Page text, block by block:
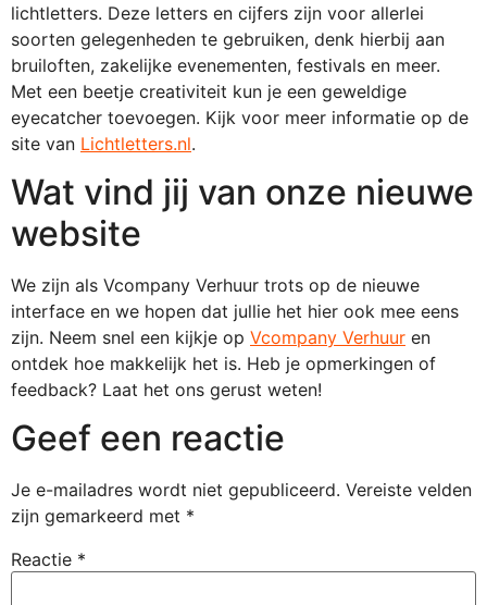
lichtletters. Deze letters en cijfers zijn voor allerlei
soorten gelegenheden te gebruiken, denk hierbij aan
bruiloften, zakelijke evenementen, festivals en meer.
Met een beetje creativiteit kun je een geweldige
eyecatcher toevoegen. Kijk voor meer informatie op de
site van Lichtletters.nl.
Wat vind jij van onze nieuwe
website
We zijn als Vcompany Verhuur trots op de nieuwe
interface en we hopen dat jullie het hier ook mee eens
zijn. Neem snel een kijkje op Vcompany Verhuur en
ontdek hoe makkelijk het is. Heb je opmerkingen of
feedback? Laat het ons gerust weten!
Geef een reactie
Je e-mailadres wordt niet gepubliceerd. Vereiste velden
zijn gemarkeerd met *
Reactie *